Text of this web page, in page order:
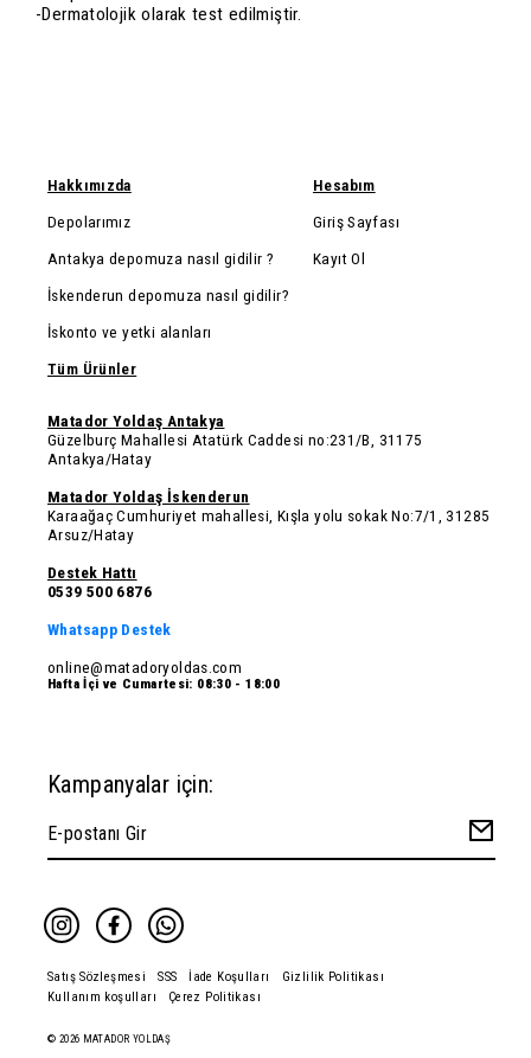
-Dermatolojik olarak test edilmiştir.
Hakkımızda
Depolarımız
Antakya depomuza nasıl gidilir ?
İskenderun depomuza nasıl gidilir?
İskonto ve yetki alanları
Hesabım
Giriş Sayfası
Kayıt Ol
Tüm Ürünler
Matador Yoldaş Antakya
Güzelburç Mahallesi Atatürk Caddesi no:231/B, 31175
Antakya/Hatay
Matador Yoldaş İskenderun
Karaağaç Cumhuriyet mahallesi, Kışla yolu sokak No:7/1, 31285
Arsuz/Hatay
Destek Hattı
0539 500 6876
Whatsapp Destek
online@matadoryoldas.com
Hafta İçi ve Cumartesi: 08:30 - 18:00
Kampanyalar için:
© 2026 MATADOR YOLDAŞ
Satış Sözleşmesi SSS İade Koşulları
Gizlilik Politikası
Kullanım koşulları
Çerez Politikası